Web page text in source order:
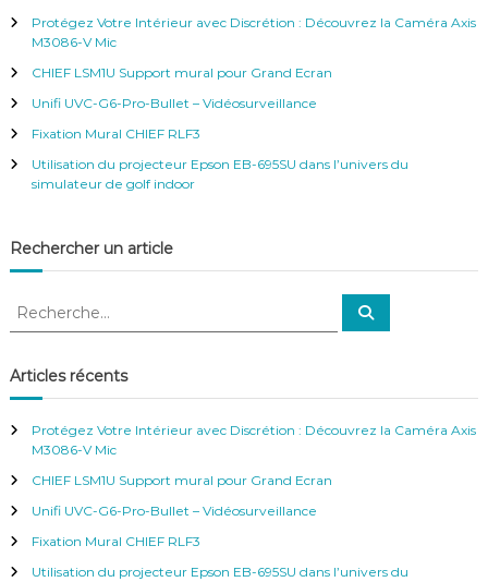
c
e
r
:
e
r
Protégez Votre Intérieur avec Discrétion : Découvrez la Caméra Axis
M3086-V Mic
CHIEF LSM1U Support mural pour Grand Ecran
Unifi UVC-G6-Pro-Bullet – Vidéosurveillance
Fixation Mural CHIEF RLF3
Utilisation du projecteur Epson EB-695SU dans l’univers du
simulateur de golf indoor
Rechercher un article
R
h
e
c
e
r
:
R
c
e
r
Articles récents
Protégez Votre Intérieur avec Discrétion : Découvrez la Caméra Axis
M3086-V Mic
CHIEF LSM1U Support mural pour Grand Ecran
Unifi UVC-G6-Pro-Bullet – Vidéosurveillance
Fixation Mural CHIEF RLF3
Utilisation du projecteur Epson EB-695SU dans l’univers du